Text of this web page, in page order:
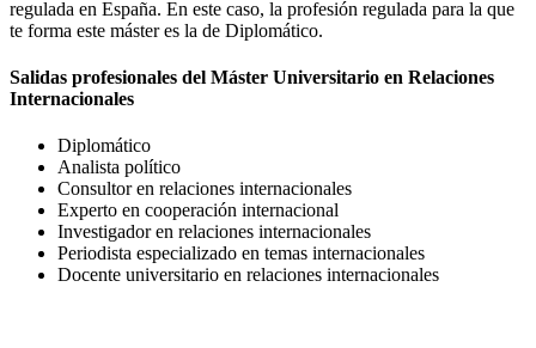
regulada en España. En este caso, la profesión regulada para la que
te forma este máster es la de Diplomático.
Salidas profesionales del Máster Universitario en Relaciones
Internacionales
Diplomático
Analista político
Consultor en relaciones internacionales
Experto en cooperación internacional
Investigador en relaciones internacionales
Periodista especializado en temas internacionales
Docente universitario en relaciones internacionales